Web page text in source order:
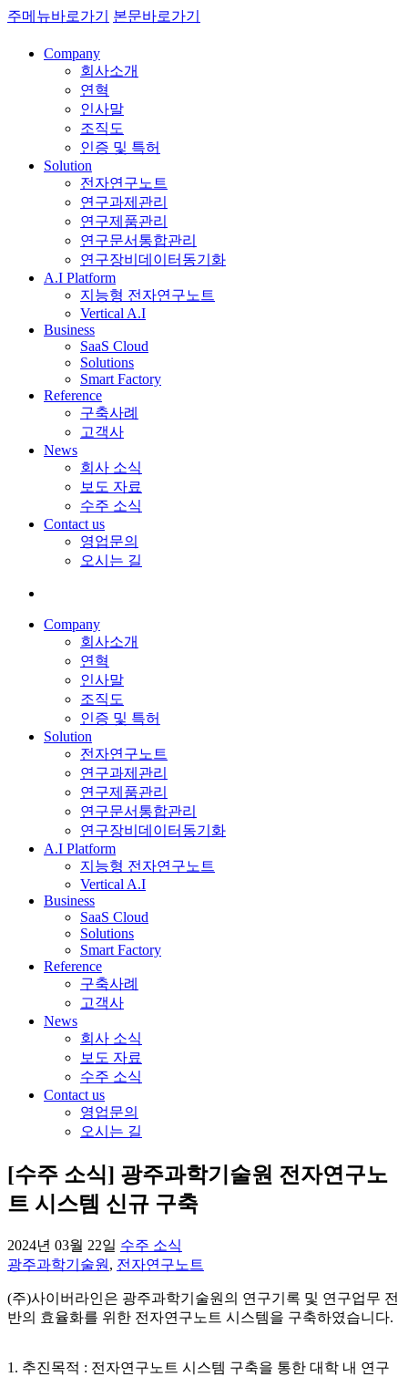
주메뉴바로가기 본문바로가기
Company
회사소개
연혁
인사말
조직도
인증 및 특허
Solution
전자연구노트
연구과제관리
연구제품관리
연구문서통합관리
연구장비데이터동기화
A.I Platform
지능형 전자연구노트
Vertical A.I
Business
SaaS Cloud
Solutions
Smart Factory
Reference
구축사례
고객사
News
회사 소식
보도 자료
수주 소식
Contact us
영업문의
오시는 길
Company
회사소개
연혁
인사말
조직도
인증 및 특허
Solution
전자연구노트
연구과제관리
연구제품관리
연구문서통합관리
연구장비데이터동기화
A.I Platform
지능형 전자연구노트
Vertical A.I
Business
SaaS Cloud
Solutions
Smart Factory
Reference
구축사례
고객사
News
회사 소식
보도 자료
수주 소식
Contact us
영업문의
오시는 길
[수주 소식] 광주과학기술원 전자연구노
트 시스템 신규 구축
2024년 03월 22일 수주 소식
광주과학기술원 , 전자연구노트
(주)사이버라인은 광주과학기술원의 연구기록 및 연구업무 전
반의 효율화를 위한 전자연구노트 시스템을 구축하였습니다.
1. 추진목적 : 전자연구노트 시스템 구축을 통한 대학 내 연구